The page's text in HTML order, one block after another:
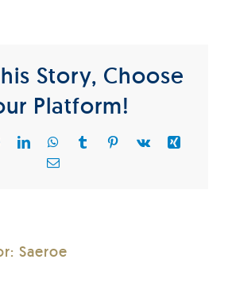
Story, Choose
Platform!
RedditLinkedInWhatsApp
TumblrPinterest
Vk
Saeroe